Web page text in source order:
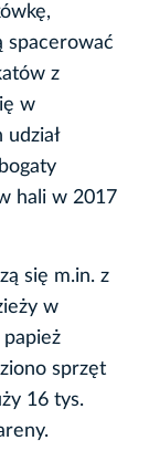
spacerować
z
w
hali w 2017
się m.in. z
w
papież
sprzęt
16 tys.